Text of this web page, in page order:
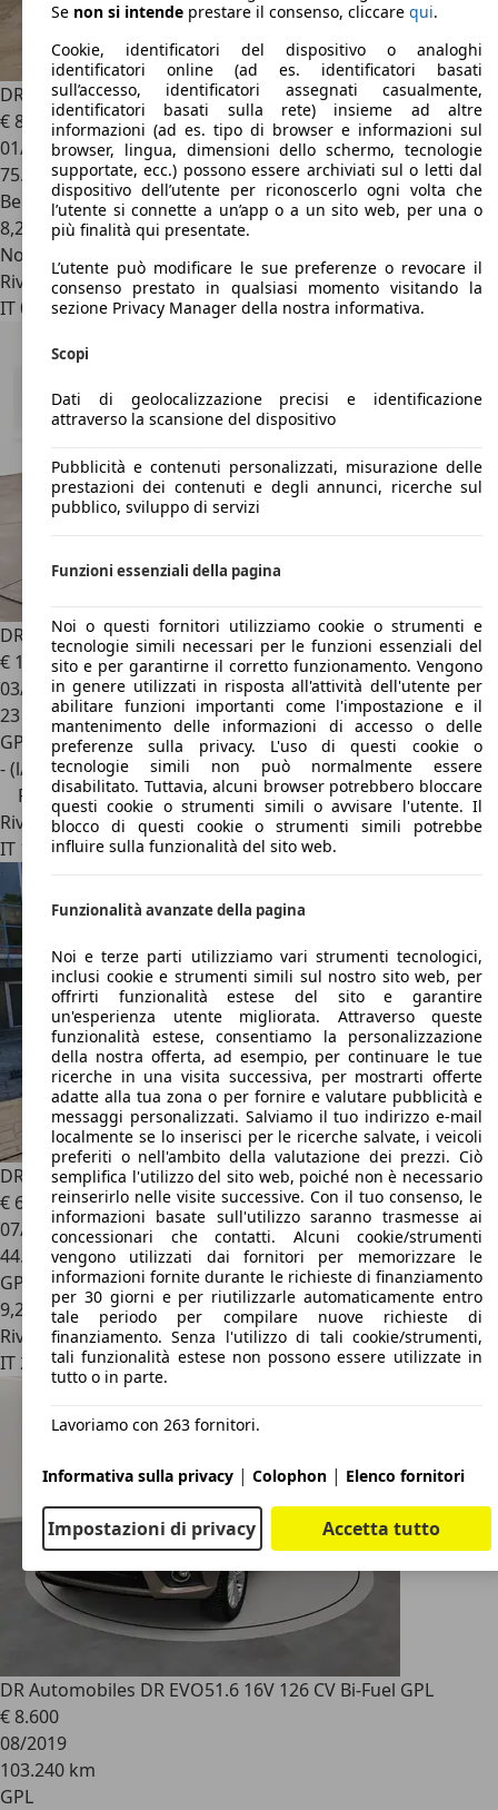
DR Automobiles DR4.01.5
€ 8.3001
01/2023
75.780 km
Benzina
8,2 l/100 km (comb.)
Novità
Rivenditore
IT 00146Roma – Rm
DR Automobiles DR 3.01.5 Gpl 114cv cvt - PROMO
€ 16.9901 € 18.990,-
03/2026
23 km
GPL
- (l/100 km)
Prezzo ribassato
Rivenditore
IT 13030Caresanablot - Vercelli - Vc
DR Automobiles DR31.5 S2 Gpl 114cv
€ 6.990
07/2022
44.000 km
GPL
9,2 l/100 km (comb.)
Rivenditore
IT 20082Binasco - Milano - Mi
DR Automobiles DR EVO51.6 16V 126 CV Bi-Fuel GPL
€ 8.600
08/2019
103.240 km
GPL
Se non si intende prestare il consenso, cliccare qui.
Cookie, identificatori del dispositivo o analoghi
identificatori online (ad es. identificatori basati
sull’accesso, identificatori assegnati casualmente,
identificatori basati sulla rete) insieme ad altre
informazioni (ad es. tipo di browser e informazioni sul
browser, lingua, dimensioni dello schermo, tecnologie
supportate, ecc.) possono essere archiviati sul o letti dal
dispositivo dell’utente per riconoscerlo ogni volta che
l’utente si connette a un’app o a un sito web, per una o
più finalità qui presentate.
L’utente può modificare le sue preferenze o revocare il
consenso prestato in qualsiasi momento visitando la
sezione Privacy Manager della nostra informativa.
Scopi
Dati di geolocalizzazione precisi e identificazione
attraverso la scansione del dispositivo
Pubblicità e contenuti personalizzati, misurazione delle
prestazioni dei contenuti e degli annunci, ricerche sul
pubblico, sviluppo di servizi
Funzioni essenziali della pagina
Noi o questi fornitori utilizziamo cookie o strumenti e
tecnologie simili necessari per le funzioni essenziali del
sito e per garantirne il corretto funzionamento. Vengono
in genere utilizzati in risposta all'attività dell'utente per
abilitare funzioni importanti come l'impostazione e il
mantenimento delle informazioni di accesso o delle
preferenze sulla privacy. L'uso di questi cookie o
tecnologie simili non può normalmente essere
disabilitato. Tuttavia, alcuni browser potrebbero bloccare
questi cookie o strumenti simili o avvisare l'utente. Il
blocco di questi cookie o strumenti simili potrebbe
influire sulla funzionalità del sito web.
Funzionalità avanzate della pagina
Noi e terze parti utilizziamo vari strumenti tecnologici,
inclusi cookie e strumenti simili sul nostro sito web, per
offrirti funzionalità estese del sito e garantire
un'esperienza utente migliorata. Attraverso queste
funzionalità estese, consentiamo la personalizzazione
della nostra offerta, ad esempio, per continuare le tue
ricerche in una visita successiva, per mostrarti offerte
adatte alla tua zona o per fornire e valutare pubblicità e
messaggi personalizzati. Salviamo il tuo indirizzo e-mail
localmente se lo inserisci per le ricerche salvate, i veicoli
preferiti o nell'ambito della valutazione dei prezzi. Ciò
semplifica l'utilizzo del sito web, poiché non è necessario
reinserirlo nelle visite successive. Con il tuo consenso, le
informazioni basate sull'utilizzo saranno trasmesse ai
concessionari che contatti. Alcuni cookie/strumenti
vengono utilizzati dai fornitori per memorizzare le
informazioni fornite durante le richieste di finanziamento
per 30 giorni e per riutilizzarle automaticamente entro
tale periodo per compilare nuove richieste di
finanziamento. Senza l'utilizzo di tali cookie/strumenti,
tali funzionalità estese non possono essere utilizzate in
tutto o in parte.
Lavoriamo con 263 fornitori.
Informativa sulla privacy | Colophon | Elenco fornitori
Impostazioni di privacy Accetta tutto